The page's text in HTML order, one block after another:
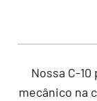
Nossa C-
mecânico na